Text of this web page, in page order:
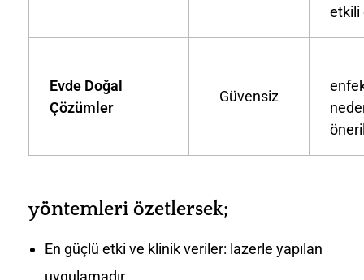
etkili
Evde Doğal
Çözümler
Güvensiz
yöntemleri özetlersek;
En güçlü etki ve klinik veriler: lazerle yapılan
uygulamadır